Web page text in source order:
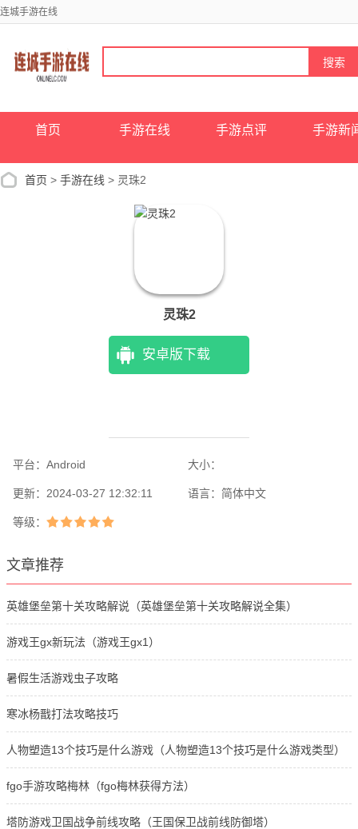
连城手游在线
首页 手游在线 手游点评 手游新
首页 > 手游在线 > 灵珠2
灵珠2
安卓版下载
平台： Android 大小：
更新： 2024-03-27 12:32:11 语言： 简体中文
等级：
文章推荐
英雄堡垒第十关攻略解说（英雄堡垒第十关攻略解说全集）
游戏王gx新玩法（游戏王gx1）
暑假生活游戏虫子攻略
寒冰杨戬打法攻略技巧
人物塑造13个技巧是什么游戏（人物塑造13个技巧是什么游戏类型）
fgo手游攻略梅林（fgo梅林获得方法）
塔防游戏卫国战争前线攻略（王国保卫战前线防御塔）